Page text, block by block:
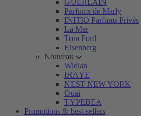
GUERLAIN
Parfums de Marly
INITIO Parfums Privés
La Mer
Tom Ford
Eisenberg
Nouveau
Widian
IRÄYE
NEST NEW YORK
Ouai
TYPEBEA
Promotions & best-sellers